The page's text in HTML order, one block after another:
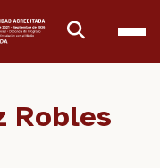
Robles